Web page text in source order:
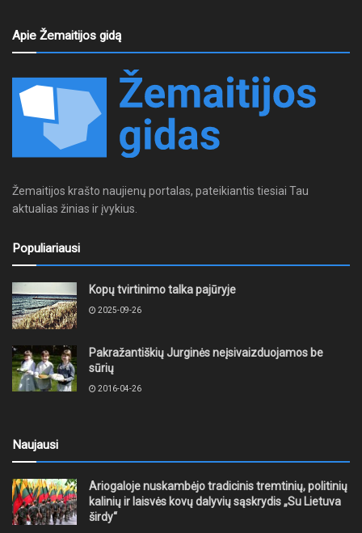
Apie Žemaitijos gidą
Žemaitijos krašto naujienų portalas, pateikiantis tiesiai Tau
aktualias žinias ir įvykius.
Populiariausi
Kopų tvirtinimo talka pajūryje
2025-09-26
Pakražantiškių Jurginės neįsivaizduojamos be
sūrių
2016-04-26
Naujausi
Ariogaloje nuskambėjo tradicinis tremtinių, politinių
kalinių ir laisvės kovų dalyvių sąskrydis „Su Lietuva
širdy“